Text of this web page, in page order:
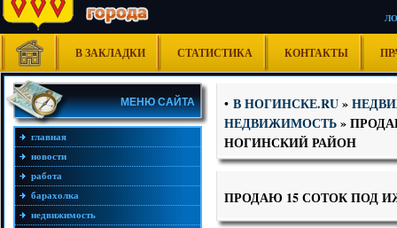
В ЗАКЛАДКИ СТАТИСТИКА КОНТАКТЫ
МЕНЮ САЙТА
главная
новости
работа
барахолка
недвижимость
• В НОГИНСКЕ.RU»
НЕДВИЖИМОСТЬ»
НОГИНСКИЙ РАЙОН
ПРОДАЮ 15 СОТОК ПОД